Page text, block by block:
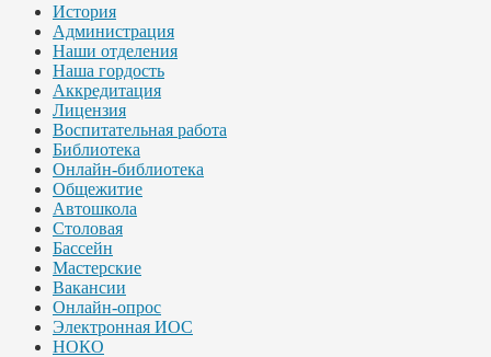
История
Администрация
Наши отделения
Наша гордость
Аккредитация
Лицензия
Воспитательная работа
Библиотека
Онлайн-библиотека
Общежитие
Автошкола
Столовая
Бассейн
Мастерские
Вакансии
Онлайн-опрос
Электронная ИОС
НОКО